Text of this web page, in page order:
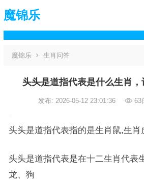
魔锦乐
魔锦乐 生肖问答
头头是道指代表是什么生肖
发布: 2026-05-12 23:01:36 63
头头是道指代表指的是生肖鼠,生肖
头头是道指代表是在十二生肖代表
龙、狗